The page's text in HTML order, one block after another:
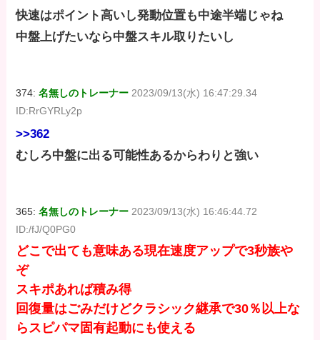
快速はポイント高いし発動位置も中途半端じゃね
中盤上げたいなら中盤スキル取りたいし
374:名無しのトレーナー 2023/09/13(水) 16:47:29.34
ID:RrGYRLy2p
>>362
むしろ中盤に出る可能性あるからわりと強い
365:名無しのトレーナー 2023/09/13(水) 16:46:44.72
ID:/fJ/Q0PG0
どこで出ても意味ある現在速度アップで3秒族や
ぞ
スキポあれば積み得
回復量はごみだけどクラシック継承で30％以上な
らスピパマ固有起動にも使える